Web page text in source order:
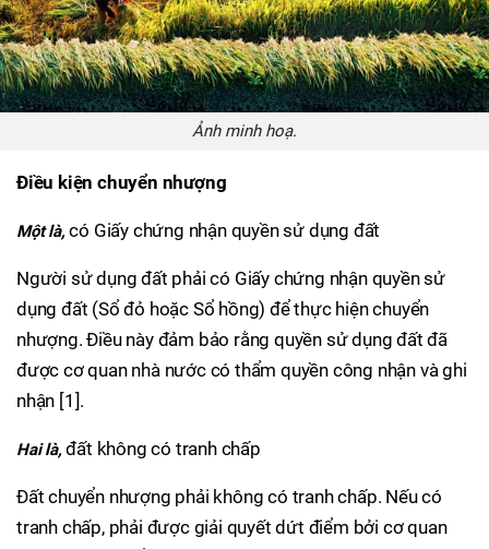
Ảnh minh hoạ.
Điều kiện chuyển nhượng
Một là,có Giấy chứng nhận quyền sử dụng đất
Người sử dụng đất phải có Giấy chứng nhận quyền sử
dụng đất (Sổ đỏ hoặc Sổ hồng) để thực hiện chuyển
nhượng. Điều này đảm bảo rằng quyền sử dụng đất đã
được cơ quan nhà nước có thẩm quyền công nhận và ghi
nhận [1].
Hai là,đất không có tranh chấp
Đất chuyển nhượng phải không có tranh chấp. Nếu có
tranh chấp, phải được giải quyết dứt điểm bởi cơ quan